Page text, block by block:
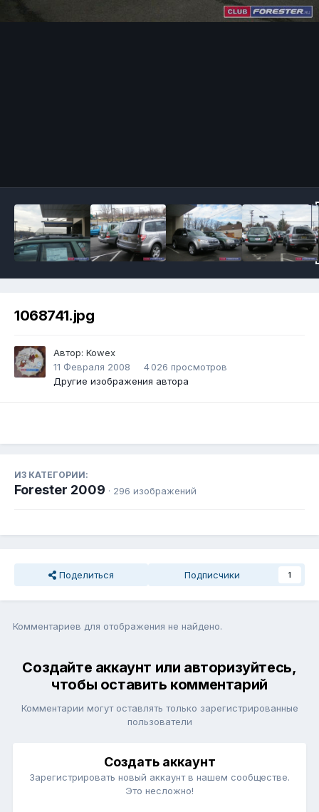
1068741.jpg
Автор: Kowex
11 Февраля 2008
4 026 просмотров
Другие изображения автора
ИЗ КАТЕГОРИИ:
Forester 2009 · 296 изображений
Поделиться Подписчики 1
Комментариев для отображения не найдено.
Создайте аккаунт или авторизуйтесь,
чтобы оставить комментарий
Комментарии могут оставлять только зарегистрированные
пользователи
Создать аккаунт
Зарегистрировать новый аккаунт в нашем сообществе.
Это несложно!